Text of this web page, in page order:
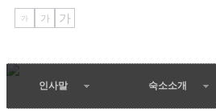
가 가 가
인사말 숙소소개